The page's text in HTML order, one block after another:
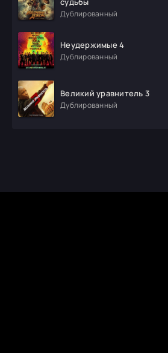
Дублированный
Неудержимые 4
Дублированный
Великий уравнитель 3
Дублированный